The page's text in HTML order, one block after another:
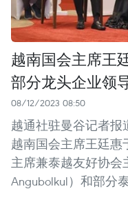
越南国会主席王
部分龙头企业领
08/12/2023 08:50
越通社驻曼谷记者报
越南国会主席王廷惠
主席兼泰越友好协会
Angubolkul）和部分